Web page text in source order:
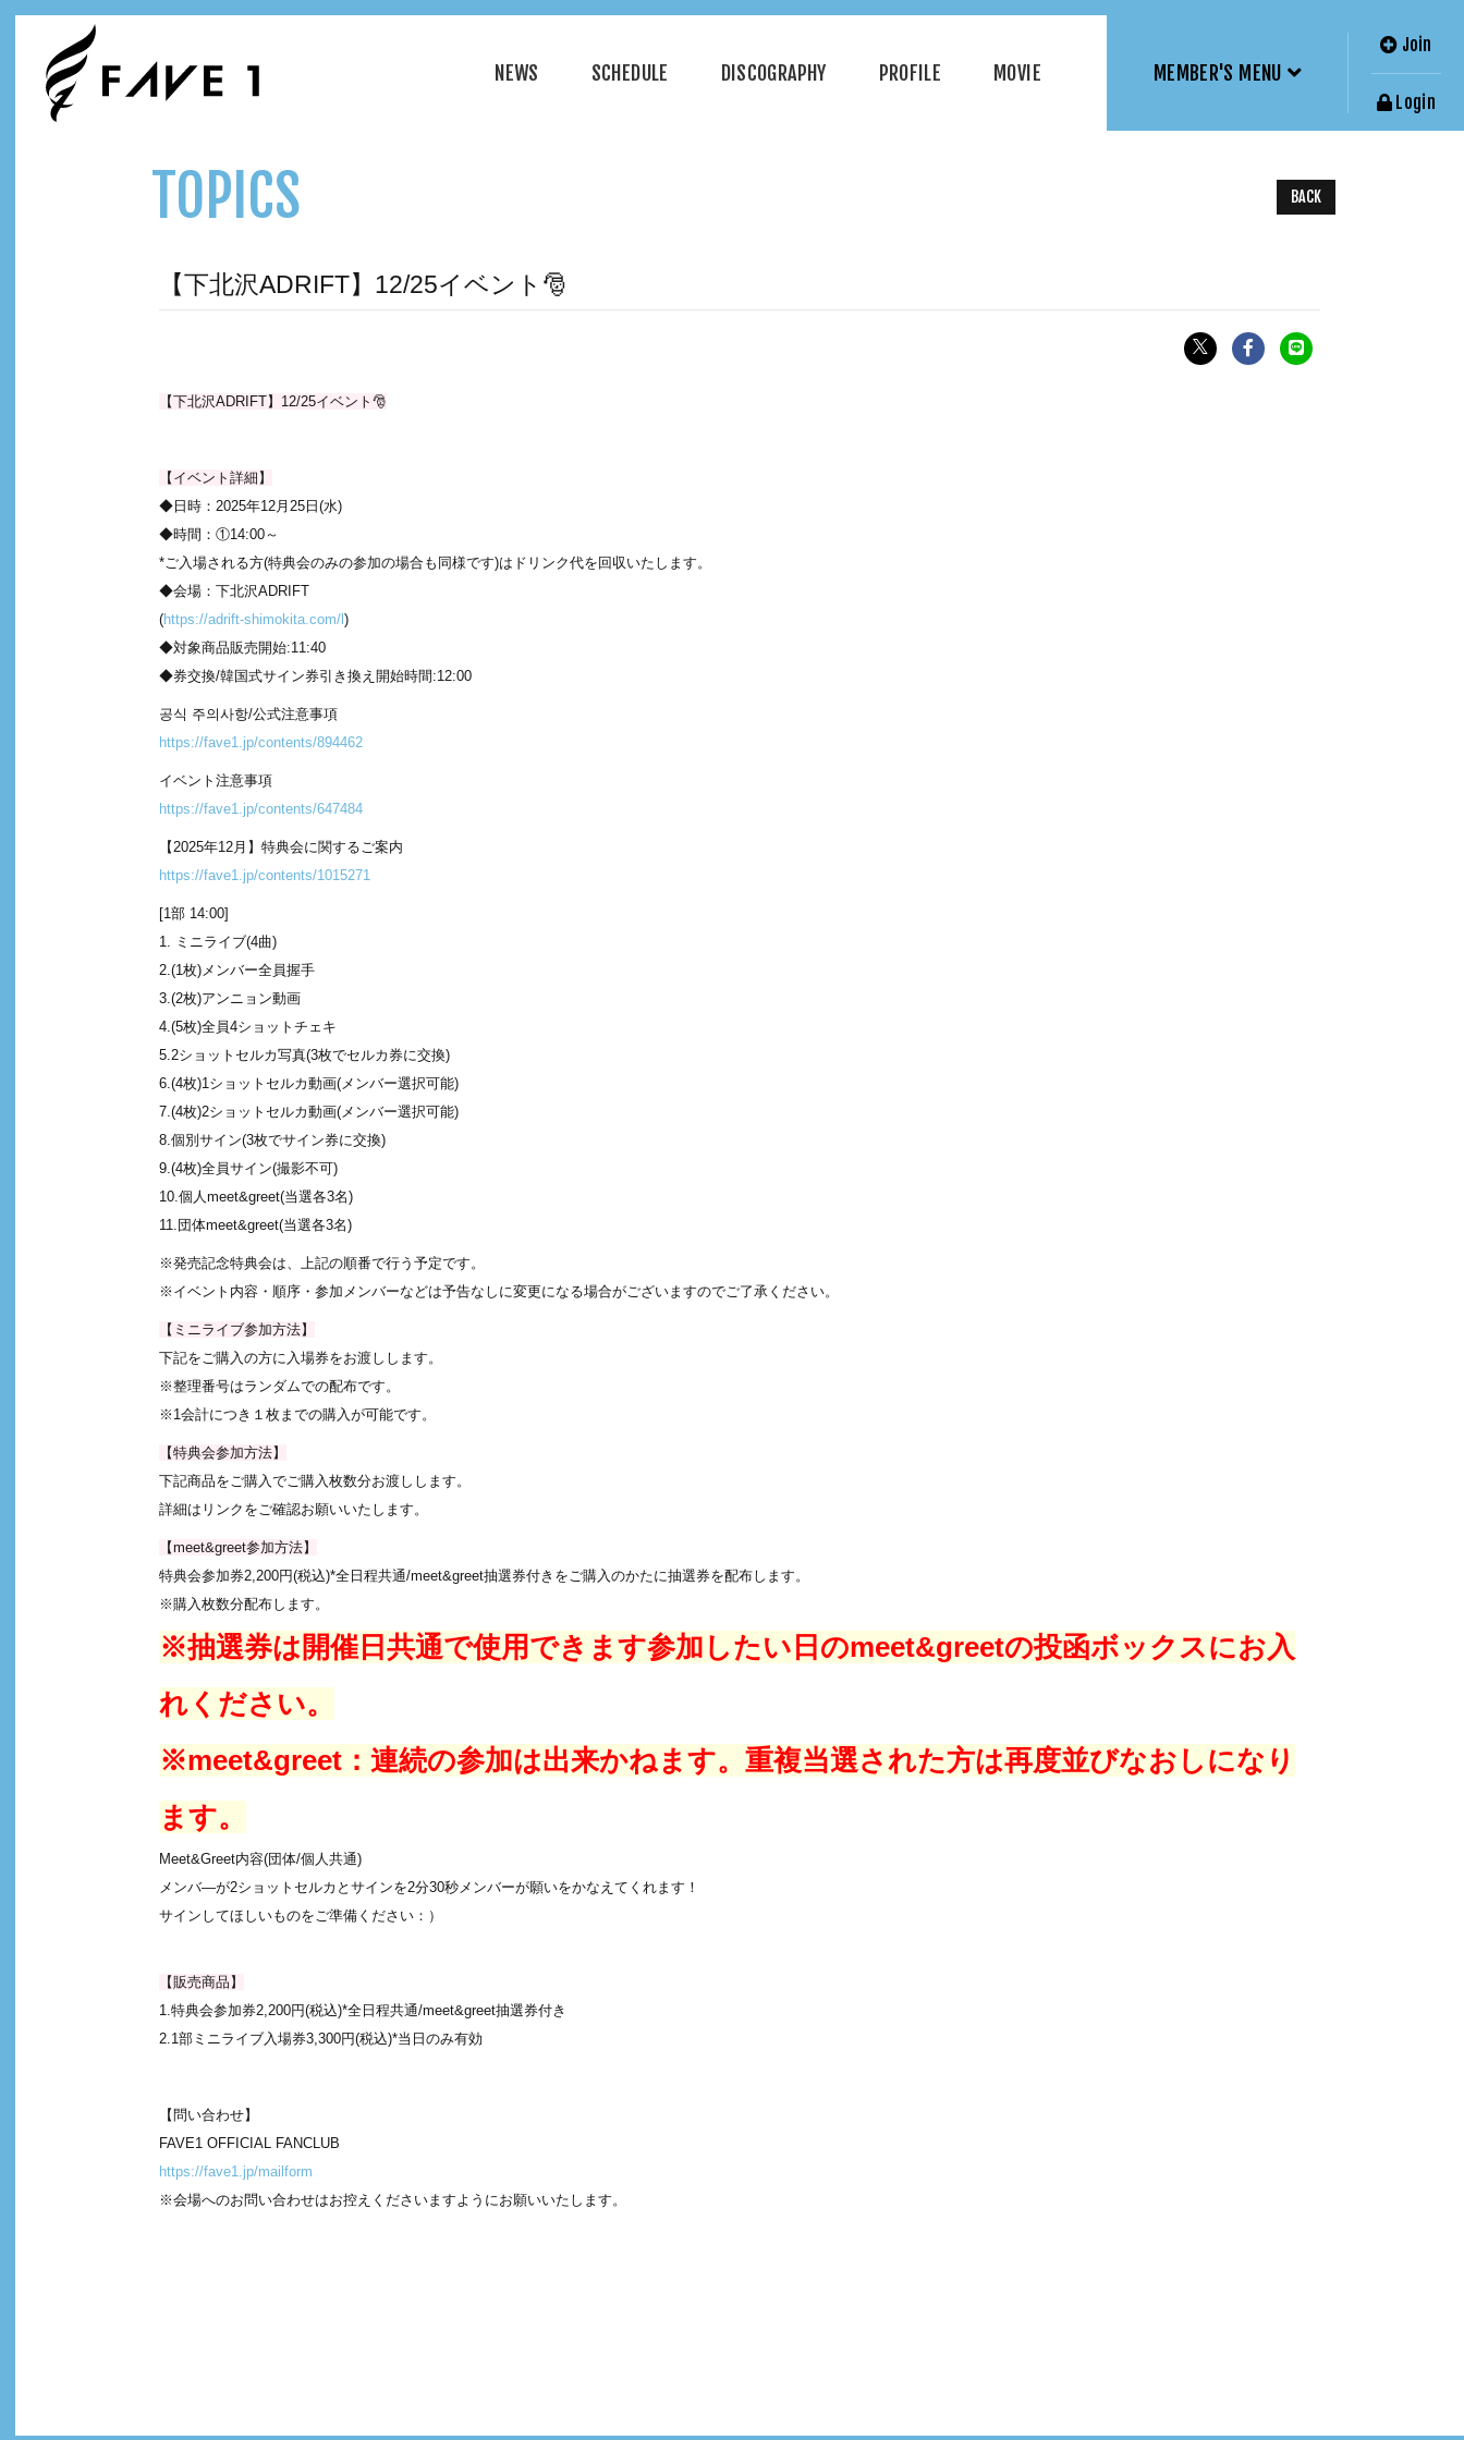
NEWS SCHEDULE DISCOGRAPHY PROFILE MOVIE MEMBER'S MENU
Join
Login
TOPICS BACK
【下北沢ADRIFT】12/25イベント🎅
【下北沢ADRIFT】12/25イベント🎅
【イベント詳細】
◆日時：2025年12月25日(水)
◆時間：①14:00～
*ご入場される方(特典会のみの参加の場合も同様です)はドリンク代を回収いたします。
◆会場：下北沢ADRIFT
(https://adrift-shimokita.com/ )
◆対象商品販売開始:11:40
◆券交換/韓国式サイン券引き換え開始時間:12:00
공식 주의사항/公式注意事項
https://fave1.jp/contents/894462
イベント注意事項
https://fave1.jp/contents/647484
【2025年12月】特典会に関するご案内
https://fave1.jp/contents/1015271
[1部 14:00]
1. ミニライブ(4曲)
2.(1枚)メンバー全員握手
3.(2枚)アンニョン動画
4.(5枚)全員4ショットチェキ
5.2ショットセルカ写真(3枚でセルカ券に交換)
6.(4枚)1ショットセルカ動画(メンバー選択可能)
7.(4枚)2ショットセルカ動画(メンバー選択可能)
8.個別サイン(3枚でサイン券に交換)
9.(4枚)全員サイン(撮影不可)
10.個人meet&greet(当選各3名)
11.団体meet&greet(当選各3名)
※発売記念特典会は、上記の順番で行う予定です。
※イベント内容・順序・参加メンバーなどは予告なしに変更になる場合がございますのでご了承ください。
【ミニライブ参加方法】
下記をご購入の方に入場券をお渡しします。
※整理番号はランダムでの配布です。
※1会計につき１枚までの購入が可能です。
【特典会参加方法】
下記商品をご購入でご購入枚数分お渡しします。
詳細はリンクをご確認お願いいたします。
【meet&greet参加方法】
特典会参加券2,200円(税込)*全日程共通/meet&greet抽選券付きをご購入のかたに抽選券を配布します。
※購入枚数分配布します。
※抽選券は開催日共通で使用できます参加したい日のmeet&greetの投函ボックスにお入
れください。
※meet&greet：連続の参加は出来かねます。重複当選された方は再度並びなおしになり
ます。
Meet&Greet内容(団体/個人共通)
メンバ―が2ショットセルカとサインを2分30秒メンバーが願いをかなえてくれます！
サインしてほしいものをご準備ください：）
【販売商品】
1.特典会参加券2,200円(税込)*全日程共通/meet&greet抽選券付き
2.1部ミニライブ入場券3,300円(税込)*当日のみ有効
【問い合わせ】
FAVE1 OFFICIAL FANCLUB
https://fave1.jp/mailform
※会場へのお問い合わせはお控えくださいますようにお願いいたします。